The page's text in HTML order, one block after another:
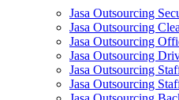
Jasa Outsourcing
Jasa Outsourcing
Jasa Outsourcing
Jasa Outsourcing
Jasa Outsourcing
Jasa Outsourcing